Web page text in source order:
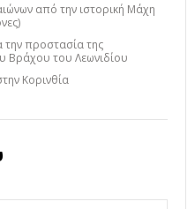
από την ιστορική Μάχη
την προστασία της
Βράχου του Λεωνιδίου
Κορινθία